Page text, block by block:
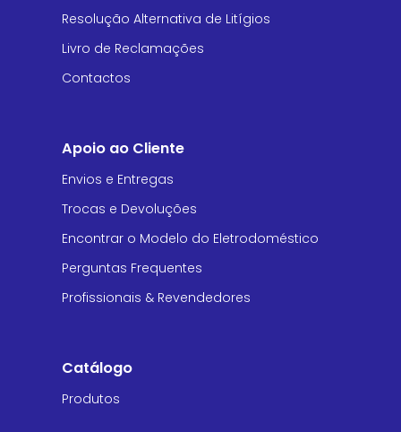
Resolução Alternativa de Litígios
Livro de Reclamações
Contactos
Apoio ao Cliente
Envios e Entregas
Trocas e Devoluções
Encontrar o Modelo do Eletrodoméstico
Perguntas Frequentes
Profissionais & Revendedores
Catálogo
Produtos